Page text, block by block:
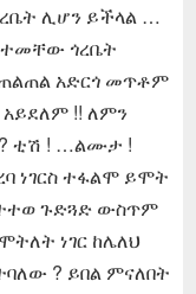
ሊሆን ይችላል …
ጎረቤት
አድርጎ መጥቶም
!! ለምን
? ቲሽ ! …ልሙታ !
ነገርስ ተፋልሞ ይሞት
ጉድጓድ ውስጥም
ነገር ከሌለህ
? ይበል ምናለበት